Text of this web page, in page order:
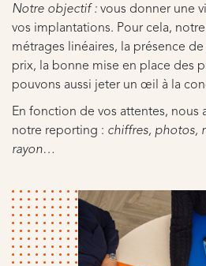
Notre objectif : vous donner une
vos implantations. Pour cela,
métrages linéaires, la présence
prix, la bonne mise en place des
pouvons aussi jeter un œil à la
En fonction de vos attentes, nous
notre reporting : chiffres, photos,
rayon…